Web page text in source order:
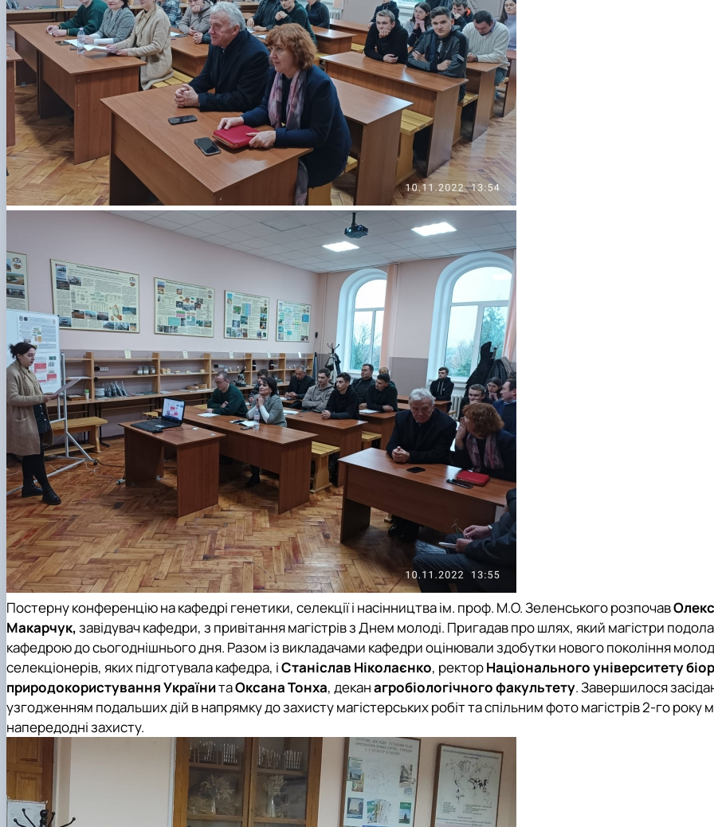
Постерну конференцію накафедрі генетики, селекції і насінництва ім. проф. М.О. Зеленськогорозпочав
Макарчук,завідувач кафедри, з привітання магістрів з Днем молоді. Пригадав про шлях, який магістри
кафедрою до сьогоднішнього дня. Разом із викладачами кафедри оцінювали здобутки нового покоління
селекціонерів, яких підготувала кафедра, іСтаніслав Ніколаєнко, ректорНаціонального університету
природокористування УкраїнитаОксана Тонха, деканагробіологічного факультету. Завершилося
узгодженням подальших дій в напрямку до захисту магістерських робіт та спільним фото магістрів 2-го року
напередодні захисту.